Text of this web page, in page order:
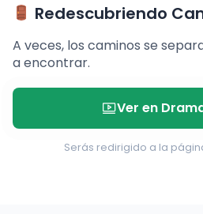
Redescubriendo
A veces, los caminos se
a encontrar.
Ver en
Serás redirigido a la